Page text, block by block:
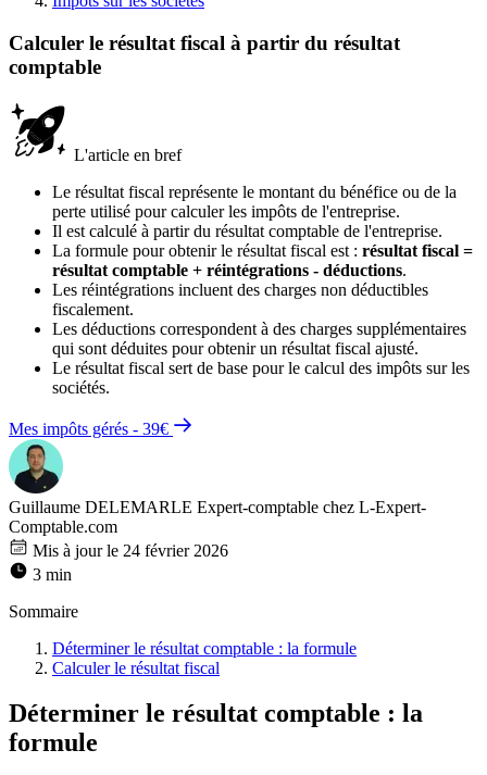
Calculer le résultat fiscal à partir du résultat
comptable
L'article en bref
Le résultat fiscal représente le montant du bénéfice ou de la
perte utilisé pour calculer les impôts de l'entreprise.
Il est calculé à partir du résultat comptable de l'entreprise.
La formule pour obtenir le résultat fiscal est : résultat fiscal =
résultat comptable + réintégrations - déductions.
Les réintégrations incluent des charges non déductibles
fiscalement.
Les déductions correspondent à des charges supplémentaires
qui sont déduites pour obtenir un résultat fiscal ajusté.
Le résultat fiscal sert de base pour le calcul des impôts sur les
sociétés.
Mes impôts gérés - 39€
Guillaume DELEMARLE Expert-comptable chez L-Expert-
Comptable.com
Mis à jour le 24 février 2026
3 min
Sommaire
Déterminer le résultat comptable : la formule
Calculer le résultat fiscal
Déterminer le résultat comptable : la
formule